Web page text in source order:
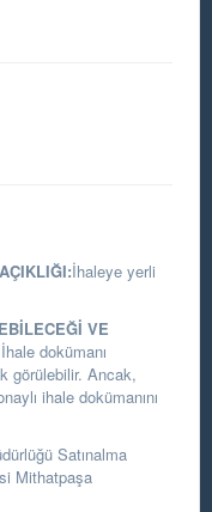
İhaleye yerli
VE
İhale dokümanı
görülebilir. Ancak,
ihale dokümanını
Satınalma
Mithatpaşa